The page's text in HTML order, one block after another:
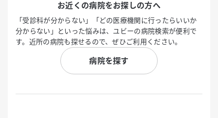
お近くの病院をお探しの方へ
「受診科が分からない」「どの医療機関に行ったらいいか
分からない」といった悩みは、ユビーの病院検索が便利で
す。近所の病院も探せるので、ぜひご利用ください。
病院を探す